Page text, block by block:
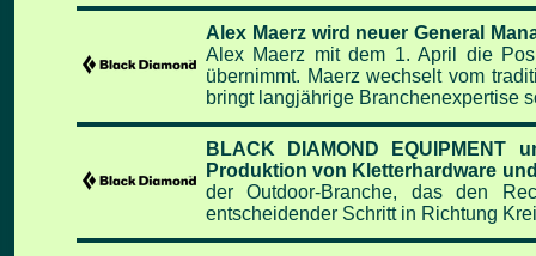
Alex Maerz wird neuer General
Alex Maerz mit dem 1. April die
übernimmt. Maerz wechselt vom
bringt langjährige Branchenexpertise
BLACK DIAMOND
Produktion von Kletterhardware
der Outdoor-Branche, das den
entscheidender Schritt in Richtung